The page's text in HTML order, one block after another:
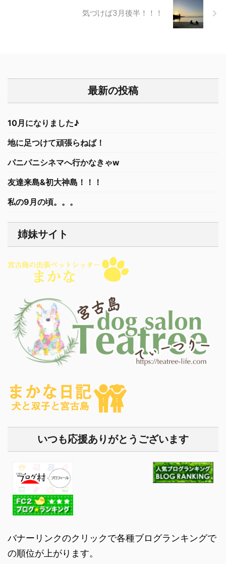
気づけば3月後半！！！
最新の投稿
10月になりました♪
地に足つけて頑張らねば！
パニパニシネマへ行かなきゃw
友達来島&初大神島！！！
私の9月の頃。。。
姉妹サイト
いつも応援ありがとうございます
バナーリンクのクリックで各種ブログランキングで
の順位が上がります。